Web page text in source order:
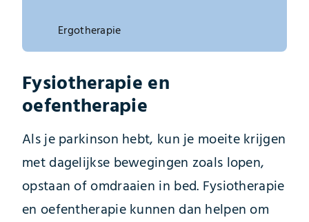
Ergotherapie
Fysiotherapie en
oefentherapie
Als je parkinson hebt, kun je moeite krijgen
met dagelijkse bewegingen zoals lopen,
opstaan of omdraaien in bed. Fysiotherapie
en oefentherapie kunnen dan helpen om